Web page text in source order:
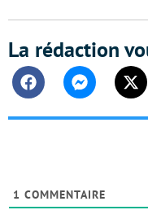
La rédaction
FacebookMessenger
1 COMMENTAIRE